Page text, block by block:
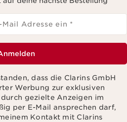
Adresse ein *
dass die Clarins GmbH
Werbung zur exklusiven
gezielte Anzeigen im
per E-Mail ansprechen darf,
Kontakt mit Clarins